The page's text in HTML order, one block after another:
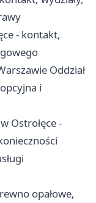
- kontakt,
Oddział
i
Ostrołęce -
opałowe,